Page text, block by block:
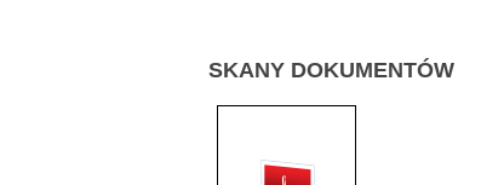
SKANY DOKUMENTÓW